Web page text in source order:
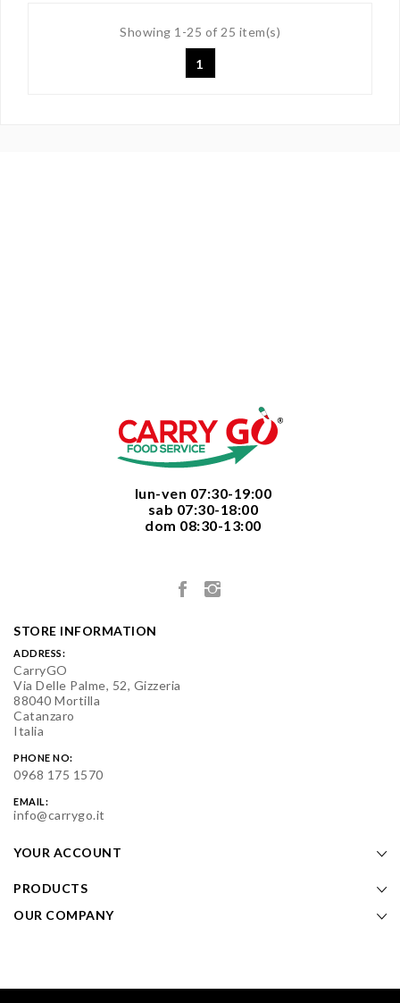
Showing 1-25 of 25 item(s)
1
  lun-ven 07:30-19:00
  sab 07:30-18:00
  dom 08:30-13:00
STORE INFORMATION
ADDRESS:
CarryGO
Via Delle Palme, 52, Gizzeria
88040 Mortilla
Catanzaro
Italia
PHONE NO:
0968 175 1570
EMAIL:
info@carrygo.it
YOUR ACCOUNT
PRODUCTS
OUR COMPANY